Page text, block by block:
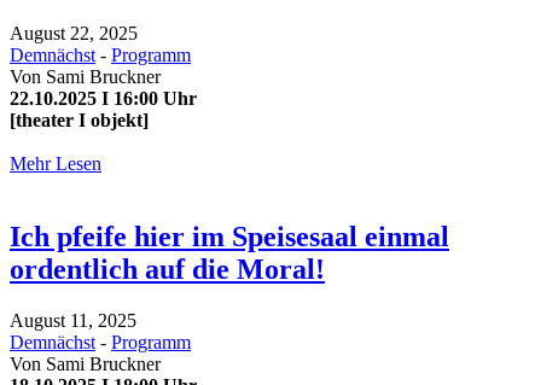
August 22, 2025
Demnächst - Programm
Von Sami Bruckner
22.10.2025 I 16:00 Uhr
[theater I objekt]
Mehr Lesen
Ich pfeife hier im Speisesaal einmal
ordentlich auf die Moral!
August 11, 2025
Demnächst - Programm
Von Sami Bruckner